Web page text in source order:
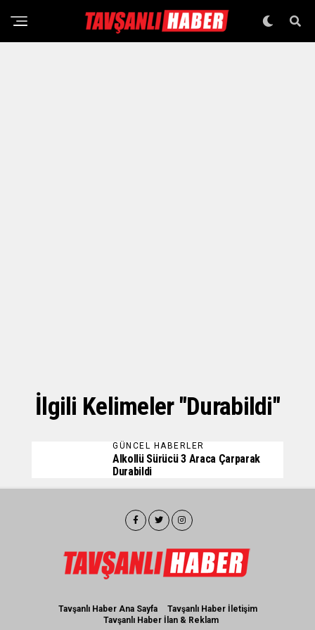
İlgili Kelimeler "durabildi"
GÜNCEL HABERLER
Alkollü Sürücü 3 Araca Çarparak
Durabildi
Tavşanlı Haber Ana Sayfa
Tavşanlı Haber İletişim
Tavşanlı Haber İlan & Reklam